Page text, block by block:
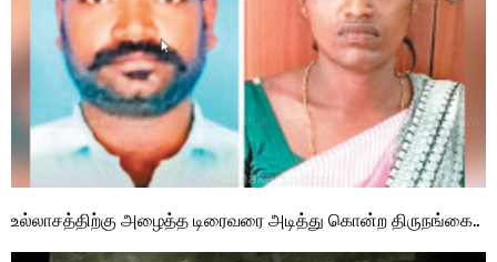
உல்லாசத்திற்கு அழைத்த டிரைவரை அடித்து கொன்ற திருநங்கை..